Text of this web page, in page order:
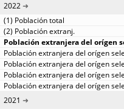
2022
2021